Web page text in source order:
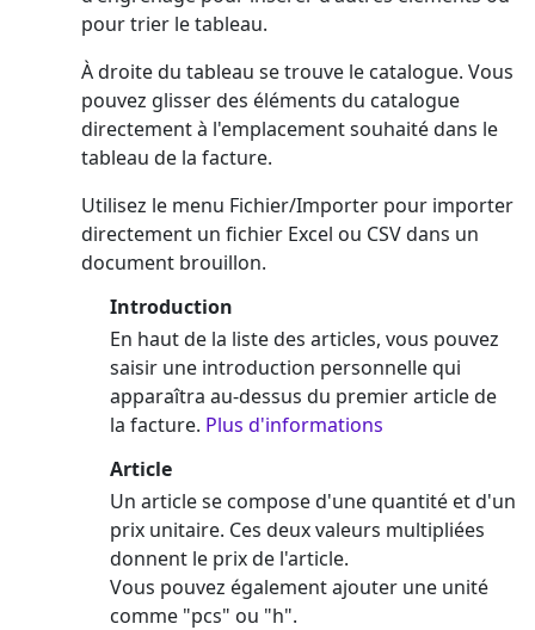
pour trier le tableau.
À droite du tableau se trouve le catalogue. Vous
pouvez glisser des éléments du catalogue
directement à l'emplacement souhaité dans le
tableau de la facture.
Utilisez le menu Fichier/Importer pour importer
directement un fichier Excel ou CSV dans un
document brouillon.
Introduction
En haut de la liste des articles, vous pouvez
saisir une introduction personnelle qui
apparaîtra au-dessus du premier article de
la facture. Plus d'informations
Article
Un article se compose d'une quantité et d'un
prix unitaire. Ces deux valeurs multipliées
donnent le prix de l'article.
Vous pouvez également ajouter une unité
comme "pcs" ou "h".